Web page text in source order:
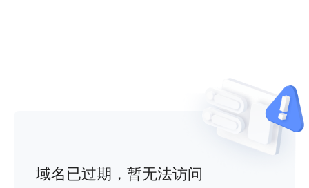
域名已过期，暂无法访问